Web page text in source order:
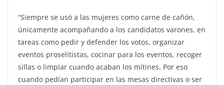
“Siempre se usó a las mujeres como carne de cañón,
únicamente acompañando a los candidatos varones, en
tareas como pedir y defender los votos, organizar
eventos proselitistas, cocinar para los eventos, recoger
sillas o limpiar cuando acaban los mítines. Por eso
cuando pedían participar en las mesas directivas o ser